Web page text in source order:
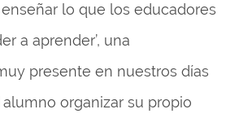
lo que los educadores
a aprender’, una
presente en nuestros días
organizar su propio